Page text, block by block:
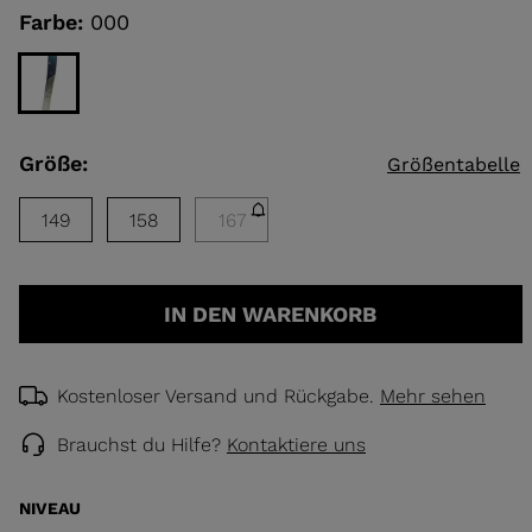
rating
value.
Read
Review.
Same
Farbe: 000
Größe: Größentabelle
149 158 167
IN DEN WARENKORB
Kostenloser Versand und Rückgabe. Mehr sehen
Brauchst du Hilfe? Kontaktiere uns
NIVEAU